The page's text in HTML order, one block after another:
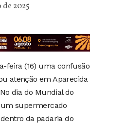
de 2025
feira (16) uma confusão
atenção em Aparecida
No dia do Mundial do
um supermercado
da padaria do